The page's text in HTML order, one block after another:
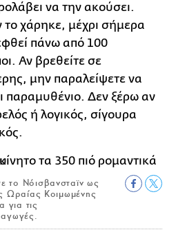
να την ακούσει.
το χάρηκε, μέχρι σήμερα
πάνω από 100
Αν βρεθείτε σε
μην παραλείψετε να
παραμυθένιο. Δεν ξέρω αν
ή λογικός, σίγουρα
το Νόισβανσταϊν ως
Ωραίας Κοιμωμένης
για τις